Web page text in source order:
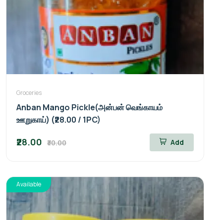
Groceries
Anban Mango Pickle(அன்பன் வெங்காயம்
ஊறுகாய்) (₹28.00 / 1PC)
₹28.00 ₹30.00 Add
Available